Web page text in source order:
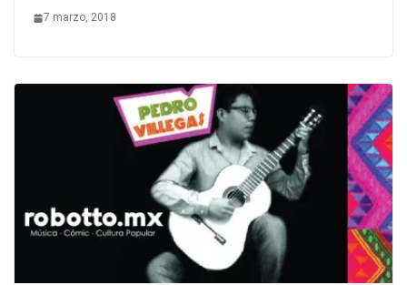
7 marzo, 2018